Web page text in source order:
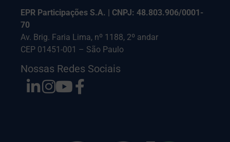
EPR Participações S.A. | CNPJ: 48.803.906/0001-
70
Av. Brig. Faria Lima, nº 1188, 2º andar
CEP 01451-001 – São Paulo
Nossas Redes Sociais